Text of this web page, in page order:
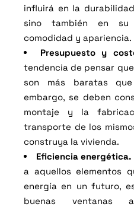
influirá en la
sino también en su
comodidad y apariencia.
Presupuesto y
tendencia de pensar
son más baratas
embargo, se deben
montaje y la
transporte de los
construya la vivienda.
Eficiencia energética.
a aquellos elementos
energía en un futuro,
buenas ventanas